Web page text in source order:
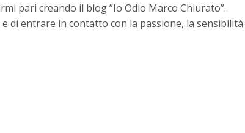
pari creando il blog ”Io Odio Marco Chiurato”.
di entrare in contatto con la passione, la